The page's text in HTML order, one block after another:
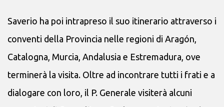
Saverio ha poi intrapreso il suo itinerario attraverso i
conventi della Provincia nelle regioni di Aragón,
Catalogna, Murcia, Andalusia e Estremadura, ove
terminerà la visita. Oltre ad incontrare tutti i frati e a
dialogare con loro, il P. Generale visiterà alcuni